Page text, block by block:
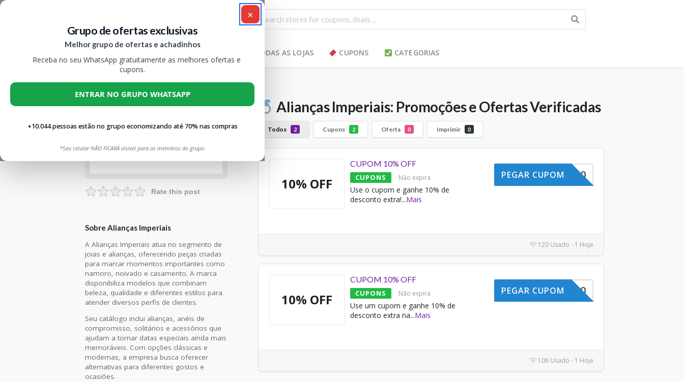
×
Grupo de ofertas exclusivas
Melhor grupo de ofertas e achadinhos
Receba no seu WhatsApp gratuitamente as melhores ofertas e
cupons.
ENTRAR NO GRUPO WHATSAPP
+10.044 pessoas estão no grupo economizando até 70% nas compras
*Seu celular NÃO FICARÁ visível para os membros do grupo.
TODAS AS LOJAS CUPONS CATEGORIAS
Alianças Imperiais: Promoções e Ofertas Verificadas
Todos 2 Cupons 2 Oferta 0 Imprimir 0
10% OFF
CUPOM 10% OFF
CUPONS Não expira
Use o cupom e ganhe 10% de
desconto extra!...Mais
SCONTO10
PEGAR CUPOM
120 Usado - 1 Hoje
10% OFF
CUPOM 10% OFF
CUPONS Não expira
Use um cupom e ganhe 10% de
desconto extra na...Mais
GANHEI10
PEGAR CUPOM
106 Usado - 1 Hoje
Rate this post
Sobre Alianças Imperiais
A Alianças Imperiais atua no segmento de
joias e alianças, oferecendo peças criadas
para marcar momentos importantes como
namoro, noivado e casamento. A marca
disponibiliza modelos que combinam
beleza, qualidade e diferentes estilos para
atender diversos perfis de clientes.
Seu catálogo inclui alianças, anéis de
compromisso, solitários e acessórios que
ajudam a tornar datas especiais ainda mais
memoráveis. Com opções clássicas e
modernas, a empresa busca oferecer
alternativas para diferentes gostos e
ocasiões.